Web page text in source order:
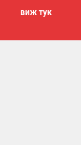
виж тук